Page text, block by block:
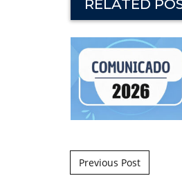
RELATED
Post
Previous Post